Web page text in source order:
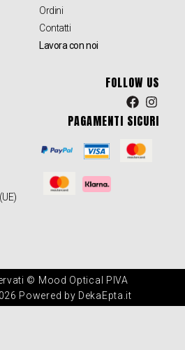
Ordini
Contatti
Lavora con noi
FOLLOW US
PAGAMENTI SICURI
© Mood Optical PIVA
Powered by DekaEpta.it